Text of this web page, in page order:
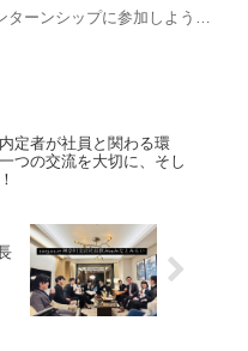
ターンシップに参加しようと
たキッ...
定者が社員と関わる環
つの交流を大切に、そし